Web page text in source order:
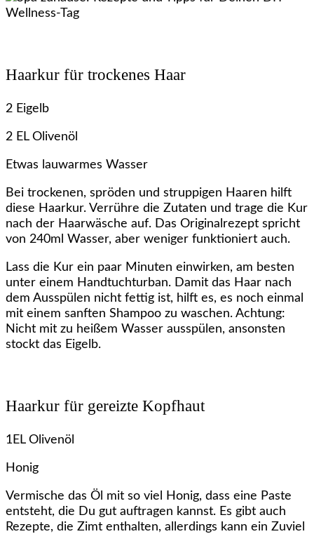
Haarkur für trockenes Haar
2 Eigelb
2 EL Olivenöl
Etwas lauwarmes Wasser
Bei trockenen, spröden und struppigen Haaren hilft
diese Haarkur. Verrühre die Zutaten und trage die Kur
nach der Haarwäsche auf. Das Originalrezept spricht
von 240ml Wasser, aber weniger funktioniert auch.
Lass die Kur ein paar Minuten einwirken, am besten
unter einem Handtuchturban. Damit das Haar nach
dem Ausspülen nicht fettig ist, hilft es, es noch einmal
mit einem sanften Shampoo zu waschen. Achtung:
Nicht mit zu heißem Wasser ausspülen, ansonsten
stockt das Eigelb.
Haarkur für gereizte Kopfhaut
1EL Olivenöl
Honig
Vermische das Öl mit so viel Honig, dass eine Paste
entsteht, die Du gut auftragen kannst. Es gibt auch
Rezepte, die Zimt enthalten, allerdings kann ein Zuviel